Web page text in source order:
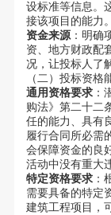
设标准等信息。
接该项目的能力。
资金来源：明确
资、地方财政配
况，让投标人了
（二）投标资格
通用资格要求：
购法》第二十二
任的能力、具有
履行合同所必需
会保障资金的良
活动中没有重大
特定资格要求：
需要具备的特定
建筑工程项目，